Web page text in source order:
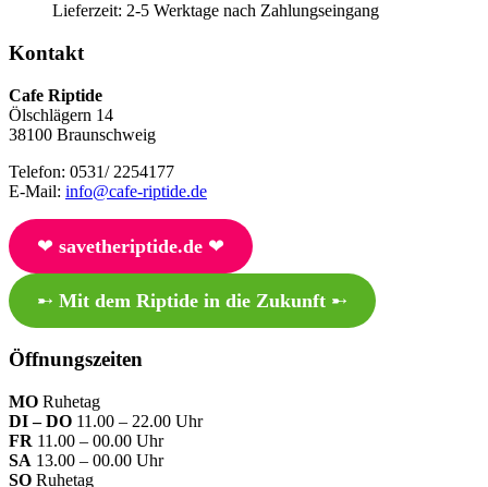
Lieferzeit: 2-5 Werktage nach Zahlungseingang
Kontakt
Cafe Riptide
Ölschlägern 14
38100 Braunschweig
Telefon: 0531/ 2254177
E-Mail: info@cafe-riptide.de
❤︎ savetheriptide.de❤︎
➸ Mit dem Riptide in die Zukunft➸
Öffnungszeiten
MO Ruhetag
DI – DO 11.00 – 22.00 Uhr
FR 11.00 – 00.00 Uhr
SA 13.00 – 00.00 Uhr
SO Ruhetag